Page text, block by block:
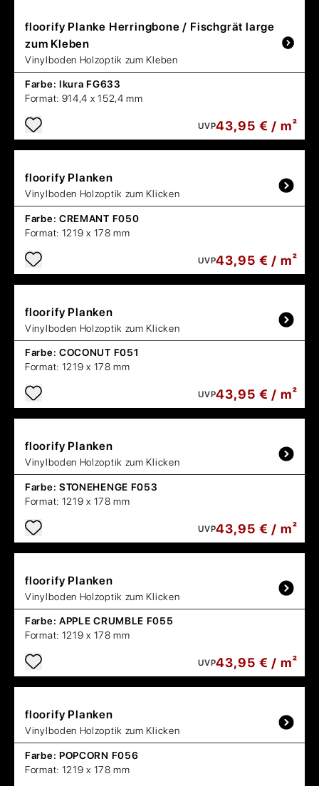
floorify Planke Herringbone / Fischgrät large
zum Kleben
Vinylboden Holzoptik zum Kleben
Farbe: Ikura FG633
Format: 914,4 x 152,4 mm
UVP43,95 € / m²
floorify Planken
Vinylboden Holzoptik zum Klicken
Farbe: CREMANT F050
Format: 1219 x 178 mm
UVP43,95 € / m²
floorify Planken
Vinylboden Holzoptik zum Klicken
Farbe: COCONUT F051
Format: 1219 x 178 mm
UVP43,95 € / m²
floorify Planken
Vinylboden Holzoptik zum Klicken
Farbe: STONEHENGE F053
Format: 1219 x 178 mm
UVP43,95 € / m²
floorify Planken
Vinylboden Holzoptik zum Klicken
Farbe: APPLE CRUMBLE F055
Format: 1219 x 178 mm
UVP43,95 € / m²
floorify Planken
Vinylboden Holzoptik zum Klicken
Farbe: POPCORN F056
Format: 1219 x 178 mm